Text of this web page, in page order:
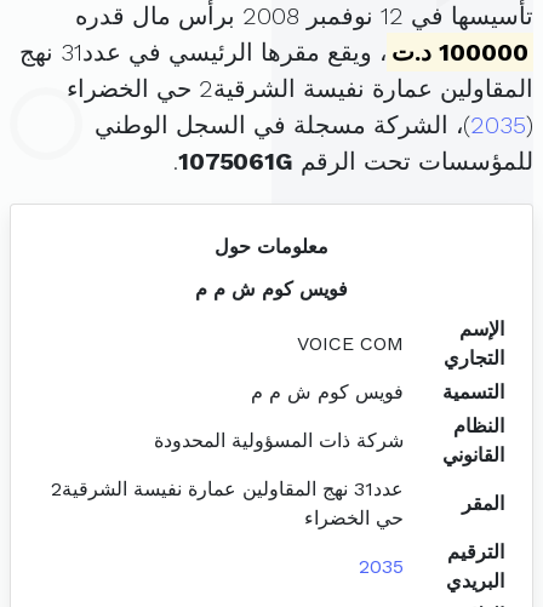
تأسيسها في 12 نوفمبر 2008 برأس مال قدره
100000 د.ت
، ويقع مقرها الرئيسي في عدد31 نهج
المقاولين عمارة نفيسة الشرقية2 حي الخضراء
(
2035)، الشركة مسجلة في السجل الوطني
للمؤسسات تحت الرقم 1075061G
.
معلومات حول
فويس كوم ش م م
الإسم
التجاري
VOICE COM
التسمية
فويس كوم ش م م
النظام
القانوني
شركة ذات المسؤولية المحدودة
المقر
عدد31 نهج المقاولين عمارة نفيسة الشرقية2
حي الخضراء
الترقيم
البريدي
2035